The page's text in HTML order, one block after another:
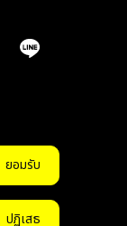
ยอมรับ
ปฏิเสธ